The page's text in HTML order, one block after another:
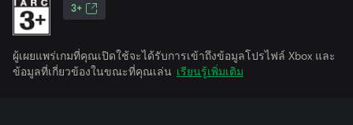
3+
ผู้เผยแพร่เกมที่คุณเปิดใช้จะได้รับการเข้าถึงข้อมูลโปรไฟล์ Xbox และ
ข้อมูลที่เกี่ยวข้องในขณะที่คุณเล่น เรียนรู้เพิ่มเติม